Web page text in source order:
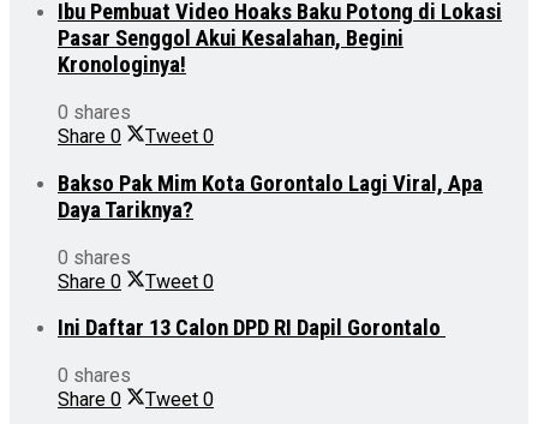
Ibu Pembuat Video Hoaks Baku Potong di Lokasi
Pasar Senggol Akui Kesalahan, Begini
Kronologinya!
0 shares
Share 0 Tweet 0
Bakso Pak Mim Kota Gorontalo Lagi Viral, Apa
Daya Tariknya?
0 shares
Share 0 Tweet 0
Ini Daftar 13 Calon DPD RI Dapil Gorontalo
0 shares
Share 0 Tweet 0